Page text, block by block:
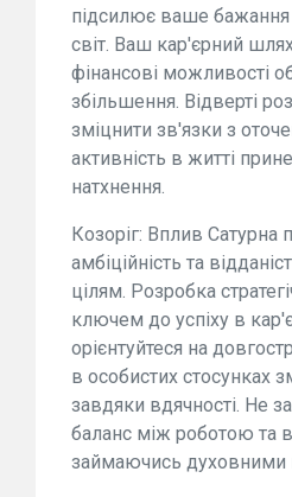
підсилює ваше бажання
світ. Ваш кар'єрний
фінансові можливості
збільшення. Відверті
зміцнити зв'язки з
активність в житті
натхнення.
Козоріг: Вплив
амбіційність та
цілям. Розробка
ключем до успіху в
орієнтуйтеся на
в особистих стосунках
завдяки вдячності. Не
баланс між роботою та
займаючись духовними